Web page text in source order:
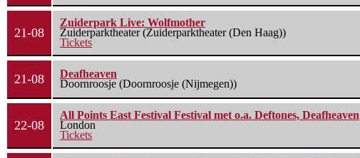
21-08
Zuiderpark Live: Wolfmother
Zuiderparktheater (Zuiderparktheater (Den Haag))
Tickets
21-08
Deafheaven
Doornroosje (Doornroosje (Nijmegen))
22-08
All Points East Festival Festival met o.a. Deftones, Deafheaven
London
Tickets